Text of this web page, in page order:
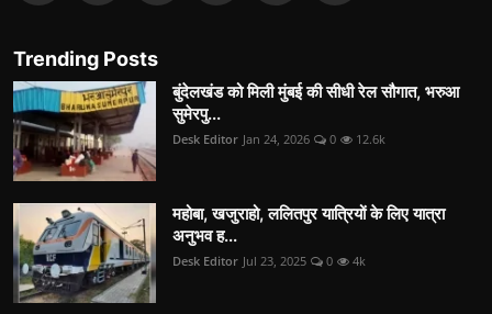
Trending Posts
बुंदेलखंड को मिली मुंबई की सीधी रेल सौगात, भरुआ
सुमेरपु...
Desk Editor Jan 24, 2026 0 12.6k
महोबा, खजुराहो, ललितपुर यात्रियों के लिए यात्रा
अनुभव ह...
Desk Editor Jul 23, 2025 0 4k